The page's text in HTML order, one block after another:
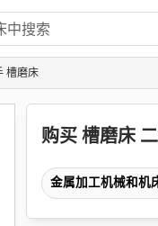
槽磨床
购买 槽磨床
金属加工机械和机